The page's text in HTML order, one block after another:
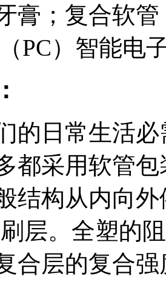
膏；复合软
PC）智能电
的日常生活
都采用软管
结构从内向
层。全塑的
合层的复合